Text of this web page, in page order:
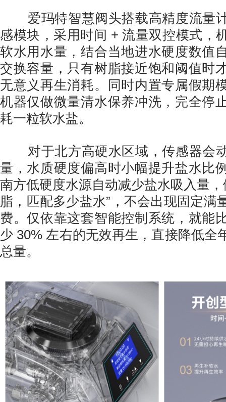
爱玛特智慧阀头搭载高精度流量
感模块，采用时间 + 流量双控模式，
软水用水量，结合当地进水硬度数值
交换容量，只有树脂接近饱和阈值时
无意义再生消耗。同时内置专属假期
机器仅做微量清水保养冲洗，完全停
耗一粒软水盐。
对于北方高硬水区域，传感器会
量，水质硬度偏高时小幅提升盐水比
南方低硬度水源自动减少盐水吸入量，
脂，匹配多少盐水”，不会出现固定满
费。仅依靠这套智能控制系统，就能
少 30% 左右的无效再生，直接降低全
总量。